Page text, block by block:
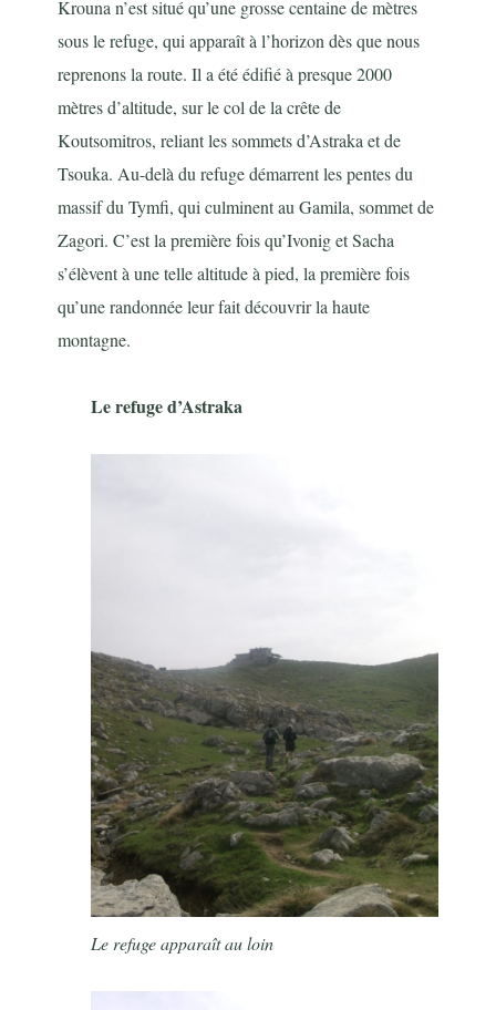
Krouna n’est situé qu’une grosse centaine de mètres
sous le refuge, qui apparaît à l’horizon dès que nous
reprenons la route. Il a été édifié à presque 2000
mètres d’altitude, sur le col de la crête de
Koutsomitros, reliant les sommets d’Astraka et de
Tsouka. Au-delà du refuge démarrent les pentes du
massif du Tymfi, qui culminent au Gamila, sommet de
Zagori. C’est la première fois qu’Ivonig et Sacha
s’élèvent à une telle altitude à pied, la première fois
qu’une randonnée leur fait découvrir la haute
montagne.
Le refuge d’Astraka
Le refuge apparaît au loin